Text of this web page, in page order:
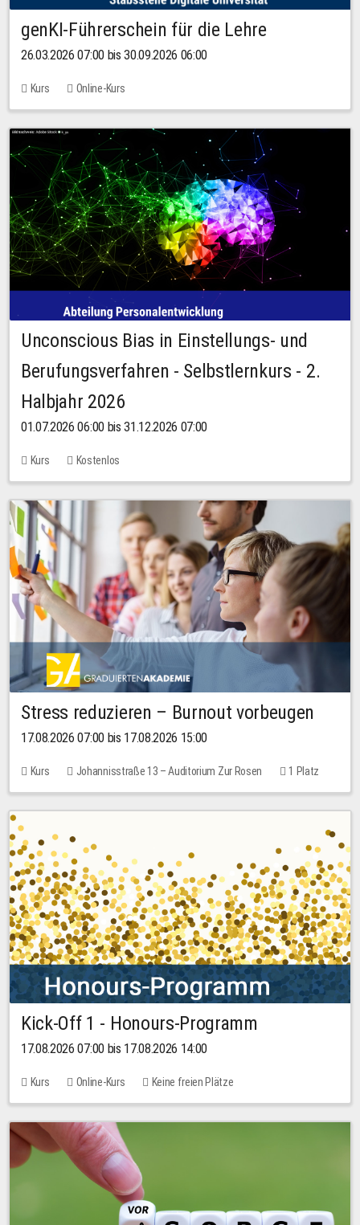
genKI-Führerschein für die Lehre
26.03.2026 07:00 bis 30.09.2026 06:00
Kurs Online-Kurs
Unconscious Bias in Einstellungs- und
Berufungsverfahren - Selbstlernkurs - 2.
Halbjahr 2026
01.07.2026 06:00 bis 31.12.2026 07:00
Kurs Kostenlos
Stress reduzieren – Burnout vorbeugen
17.08.2026 07:00 bis 17.08.2026 15:00
Kurs Johannisstraße 13 – Auditorium Zur Rosen
1 Platz
10,00 EUR
Kick-Off 1 - Honours-Programm
17.08.2026 07:00 bis 17.08.2026 14:00
Kurs Online-Kurs Keine freien Plätze